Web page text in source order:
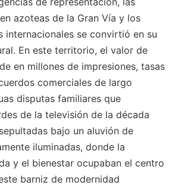
azoteas de la Gran Vía y los
internacionales se convirtió en su
En este territorio, el valor de
en millones de impresiones, tasas
comerciales de largo
disputas familiares que
de la televisión de la década
bajo un aluvión de
iluminadas, donde la
y el bienestar ocupaban el centro
barniz de modernidad